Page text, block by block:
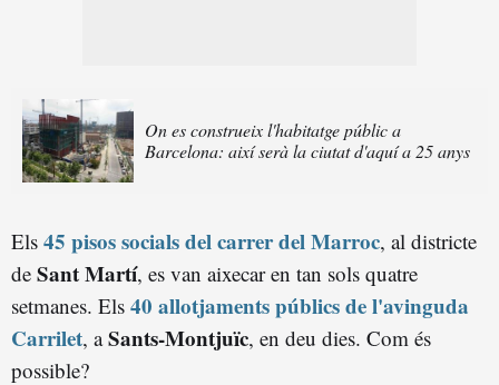
On es construeix l'habitatge públic a
Barcelona: així serà la ciutat d'aquí a 25 anys
Els 45 pisos socials del carrer del Marroc, al districte
de Sant Martí, es van aixecar en tan sols quatre
setmanes. Els 40 allotjaments públics de l'avinguda
Carrilet, aSants-Montjuïc, en deu dies. Com és
possible?